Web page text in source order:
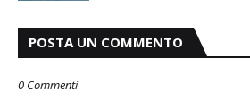
POSTA UN COMMENTO
0 Commenti